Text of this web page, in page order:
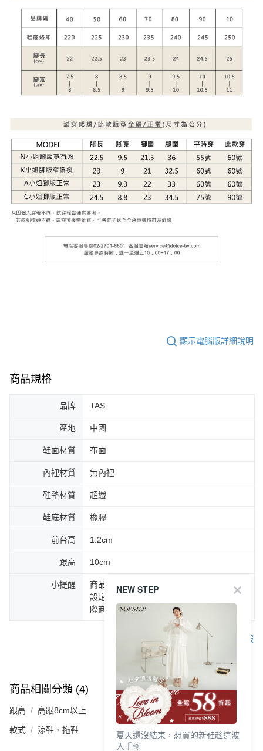
顯示電腦版詳細說明
商品規格
品牌 TAS
產地 中國
鞋面材質 布面
內裡材質 無內裡
鞋墊材質 超纖
鞋底材質 橡膠
前台高 1.2cm
跟高 10cm
小提醒
商品圖片顏色會因拍攝燈光環境或個人螢幕
設定不同，而造成部份色差現象，顏色以實
際商品為主。
客服
商品相關分類 (4) 查看全部
跟高 高跟8cm以上
款式 涼鞋、拖鞋
NEW STEP
夏天還沒結束，想買的新鞋趁這波
入手🌞